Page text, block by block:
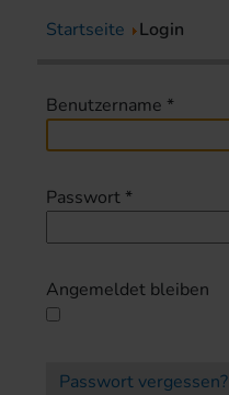
Startseite Login
Benutzername *
Passwort *
Angemeldet bleiben
Passwort vergessen?